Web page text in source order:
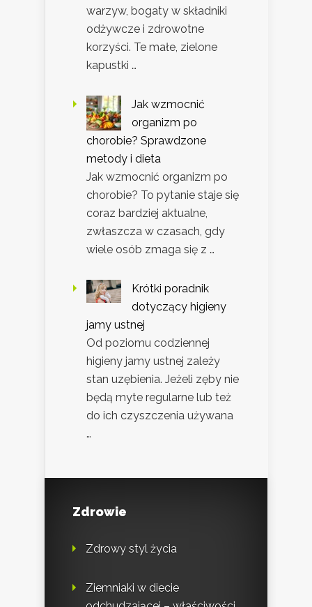
warzyw, bogaty w składniki
odżywcze i zdrowotne
korzyści. Te małe, zielone
kapustki …
Jak wzmocnić
organizm po
chorobie? Sprawdzone
metody i dieta
Jak wzmocnić organizm po
chorobie? To pytanie staje się
coraz bardziej aktualne,
zwłaszcza w czasach, gdy
wiele osób zmaga się z …
Krótki poradnik
dotyczący higieny
jamy ustnej
Od poziomu codziennej
higieny jamy ustnej zależy
stan uzębienia. Jeżeli zęby nie
będą myte regularne lub też
do ich czyszczenia używana
…
Zdrowie
Zdrowy styl życia
Ziemniaki w diecie